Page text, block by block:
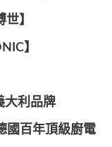
世】
】️
大利品牌
國百年頂級廚電